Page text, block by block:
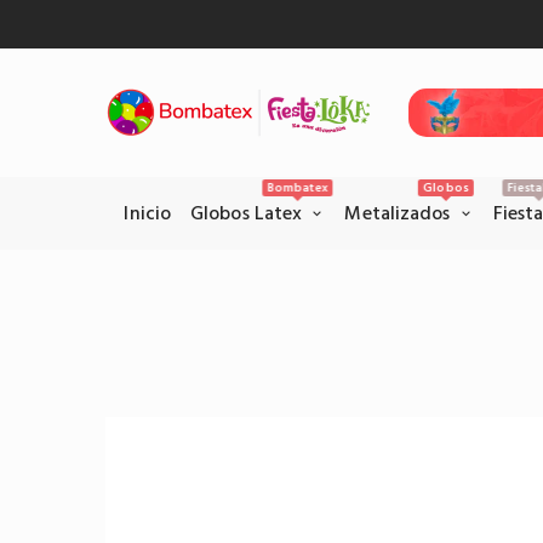
Inicio Globos Latex
Bombatex
Metalizados
Globos
Fiesta